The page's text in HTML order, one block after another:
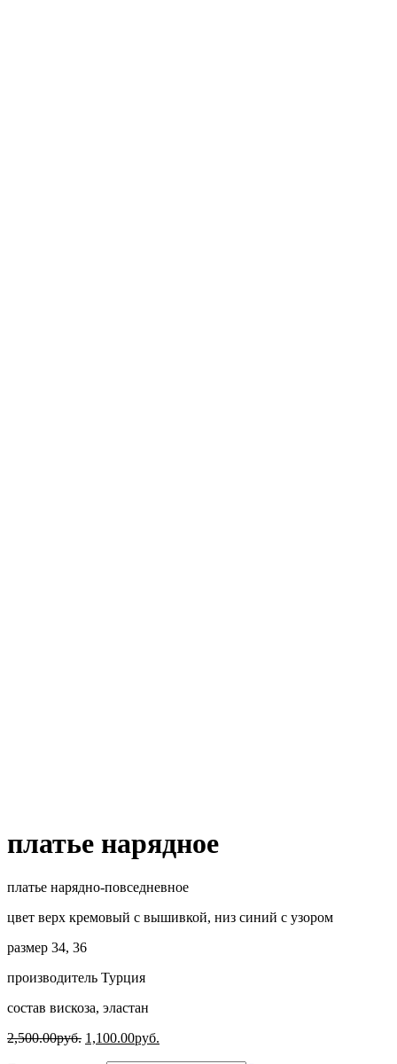
платье нарядное
платье нарядно-повседневное
цвет верх кремовый с вышивкой, низ синий с узором
размер 34, 36
производитель Турция
состав вискоза, эластан
2,500.00руб. 1,100.00руб.